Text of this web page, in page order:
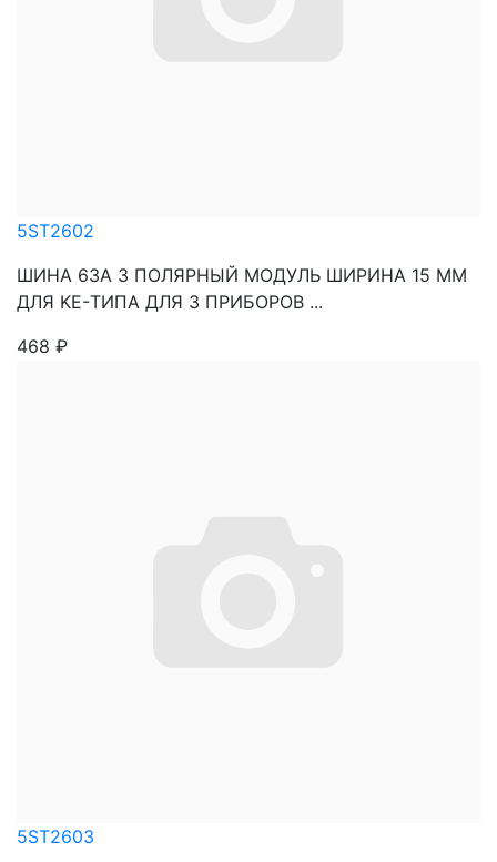
5ST2602
ШИНА 63A 3 ПОЛЯРНЫЙ МОДУЛЬ ШИРИНА 15 MM
ДЛЯ KE-ТИПА ДЛЯ 3 ПРИБОРОВ ...
468 ₽
5ST2603